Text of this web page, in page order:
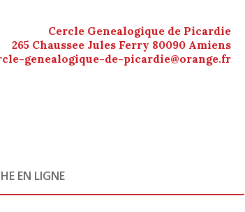
Cercle Genealogique de Picardie
265 Chaussee Jules Ferry 80090 Amiens
genealogique-de-picardie@orange.fr
EN LIGNE